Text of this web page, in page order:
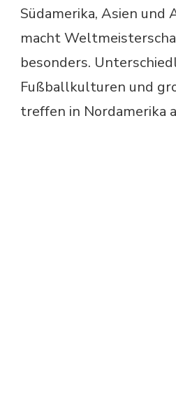
Südamerika, Asien und
macht
besonders.
Fußballkulturen und
treffen in Nordamerika